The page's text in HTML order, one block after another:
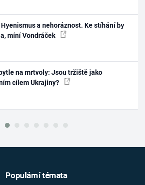
a nehoráznost. Ke stíhání by
míní Vondráček
na mrtvoly: Jsou tržiště jako
cílem Ukrajiny?
Populární témata